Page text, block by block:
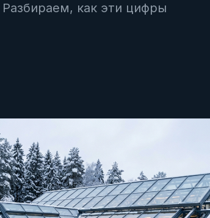
как эти цифры